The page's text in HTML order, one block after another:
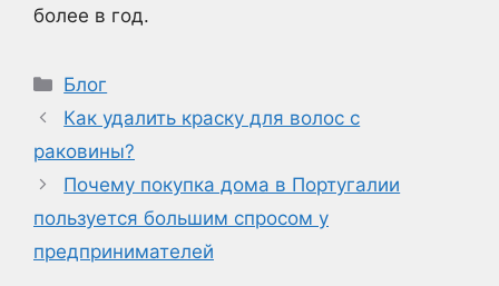
более в год.
Рубрики
Блог
Как удалить краску для волос с
раковины?
Почему покупка дома в Португалии
пользуется большим спросом у
предпринимателей